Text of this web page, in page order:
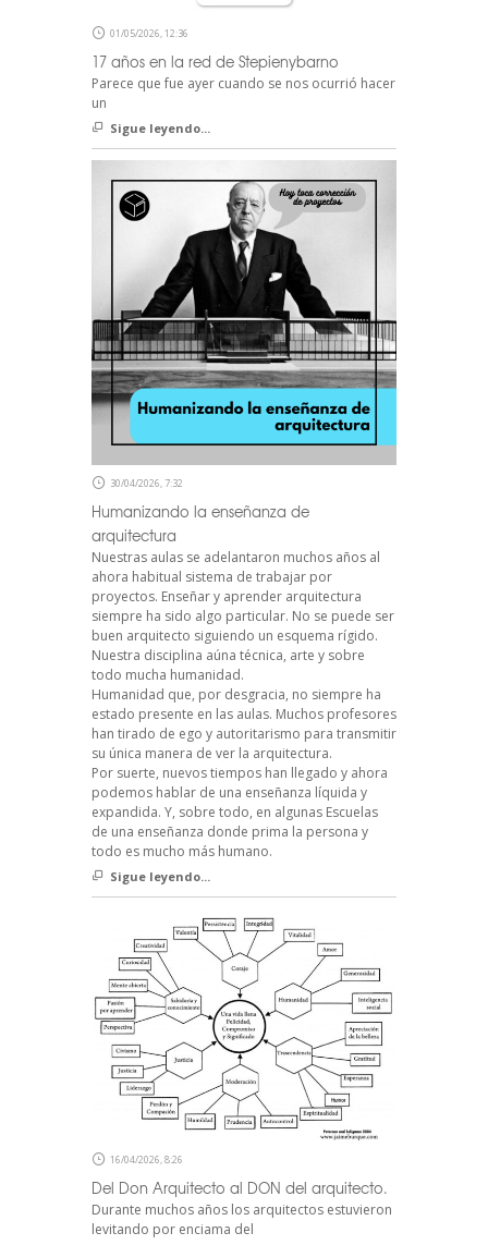
01/05/2026, 12:36
17 años en la red de Stepienybarno
Parece que fue ayer cuando se nos ocurrió hacer
un
Sigue leyendo...
30/04/2026, 7:32
Humanizando la enseñanza de
arquitectura
Nuestras aulas se adelantaron muchos años al
ahora habitual sistema de trabajar por
proyectos. Enseñar y aprender arquitectura
siempre ha sido algo particular. No se puede ser
buen arquitecto siguiendo un esquema rígido.
Nuestra disciplina aúna técnica, arte y sobre
todo mucha humanidad.
Humanidad que, por desgracia, no siempre ha
estado presente en las aulas. Muchos profesores
han tirado de ego y autoritarismo para transmitir
su única manera de ver la arquitectura.
Por suerte, nuevos tiempos han llegado y ahora
podemos hablar de una enseñanza líquida y
expandida. Y, sobre todo, en algunas Escuelas
de una enseñanza donde prima la persona y
todo es mucho más humano.
Sigue leyendo...
16/04/2026, 8:26
Del Don Arquitecto al DON del arquitecto.
Durante muchos años los arquitectos estuvieron
levitando por enciama del